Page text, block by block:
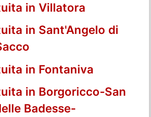
in Villatora
in Sant'Angelo di
in Fontaniva
in Borgoricco-San
Badesse-